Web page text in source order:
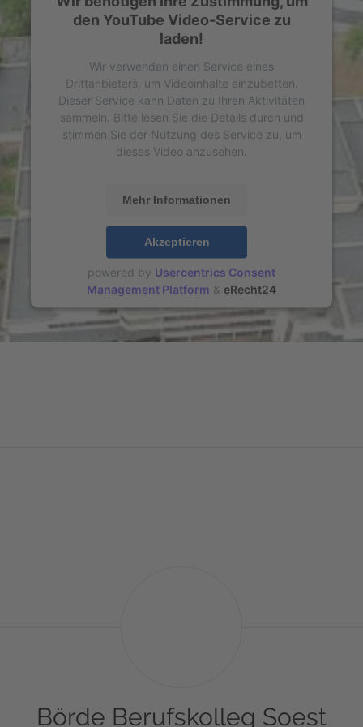
Management Platform &eRecht24
den YouTube Video-Service zu
laden!
Wir verwenden einen Service eines
Drittanbieters, um Videoinhalte einzubetten.
Dieser Service kann Daten zu Ihren Aktivitäten
sammeln. Bitte lesen Sie die Details durch und
stimmen Sie der Nutzung des Service zu, um
dieses Video anzusehen.
Mehr Informationen
Akzeptieren
powered by Usercentrics Consent
Management Platform & eRecht24
Börde Berufskolleg Soest